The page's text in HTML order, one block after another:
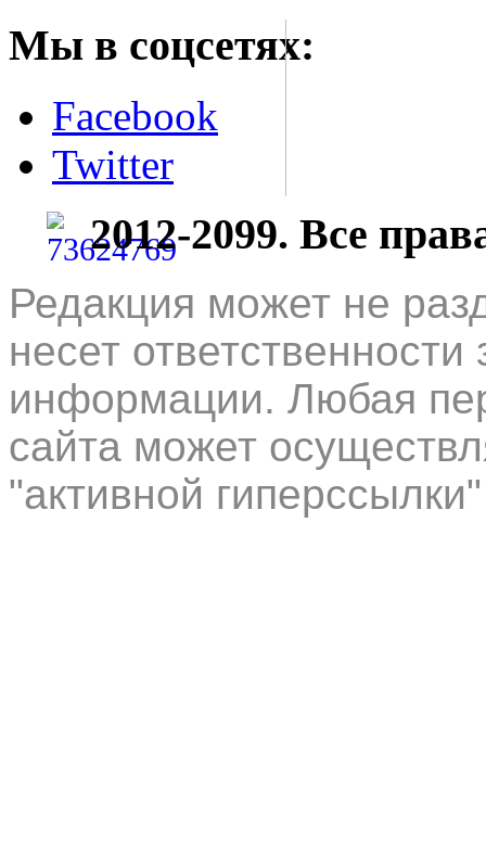
Мы в соцсетях:
Facebook
Twitter
2012-2099. Все
Редакция может не
несет
информации. Любая
сайта может
"активной